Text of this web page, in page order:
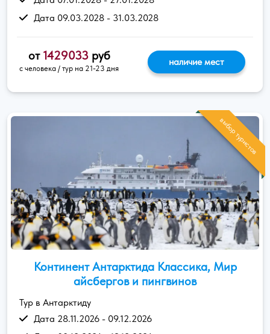
Дата 09.03.2028 - 31.03.2028
от 1429033руб
с человека / тур на 21-23 дня
наличие мест
Континент Антарктида Классика, Мир
айсбергов и пингвинов
выбор туристов
Тур в Антарктиду
Дата 28.11.2026 - 09.12.2026